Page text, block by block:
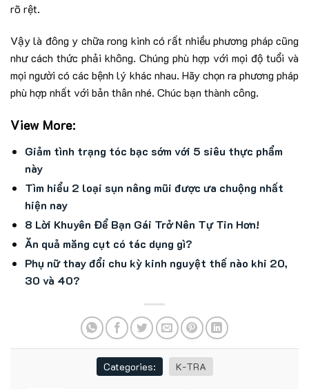
rõ rệt.
Vậy là đông y chữa rong kinh có rất nhiều phương pháp cũng
như cách thức phải không. Chúng phù hợp với mọi độ tuổi và
mọi người có các bệnh lý khác nhau. Hãy chọn ra phương pháp
phù hợp nhất với bản thân nhé. Chúc bạn thành công.
View More:
Giảm tình trạng tóc bạc sớm với 5 siêu thực phẩm
này
Tìm hiểu 2 loại sụn nâng mũi được ưa chuộng nhất
hiện nay
8 Lời Khuyên Để Bạn Gái Trở Nên Tự Tin Hơn!
Ăn quả măng cụt có tác dụng gì?
Phụ nữ thay đổi chu kỳ kinh nguyệt thế nào khi 20,
30 và 40?
Categories: K-TRA